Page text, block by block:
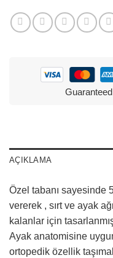
AÇIKLAMA
Özel tabanı sayesinde
vererek , sırt ve ayak
kalanlar için
Ayak anatomisine
ortopedik özellik